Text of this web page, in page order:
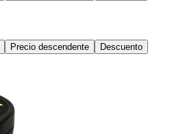
Precio descendente Descuento